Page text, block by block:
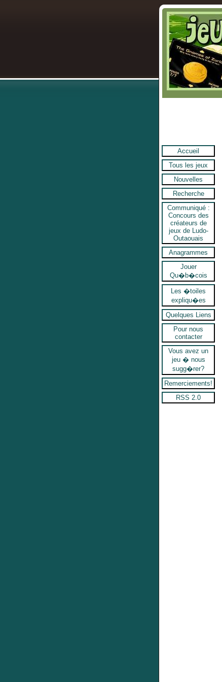
Accueil
Tous les jeux
Nouvelles
Recherche
Communiqué :
Concours des
créateurs de
jeux de Ludo-
Outaouais
Anagrammes
Jouer
Qu�b�cois
Les �toiles
expliqu�es
Quelques Liens
Pour nous
contacter
Vous avez un
jeu � nous
sugg�rer?
Remerciements!
RSS 2.0